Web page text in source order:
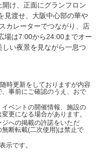
け、正面にグランフロン
見渡せ、大阪中心部の華や
カレーターでつながり、店
場は7:00から24:00までオー
い夜景を見ながら一息つ
時更新をしておりますが内容
事前にご確認のうえ、おで
ベントの開催情報、施設の
更になる場合があります。
への掲載の許諾をいただ
断転載(二次使用)は禁止で
示です。